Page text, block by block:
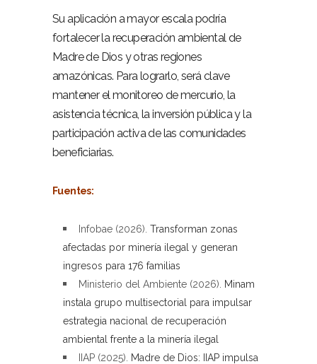
Su aplicación a mayor escala podría
fortalecer la recuperación ambiental de
Madre de Dios y otras regiones
amazónicas. Para lograrlo, será clave
mantener el monitoreo de mercurio, la
asistencia técnica, la inversión pública y la
participación activa de las comunidades
beneficiarias.
Fuentes:
Infobae (2026). Transforman zonas
afectadas por minería ilegal y generan
ingresos para 176 familias
Ministerio del Ambiente (2026).
Minam
instala grupo multisectorial para impulsar
estrategia nacional de recuperación
ambiental frente a la minería ilegal
IIAP (2025).
Madre de Dios: IIAP impulsa